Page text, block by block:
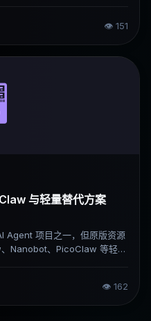
👁 151
与轻量替代方案
Agent 项目之一，但原版资源
Nanobot、PicoClaw 等轻量
👁 162